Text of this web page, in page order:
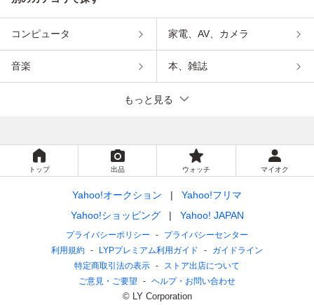
コンピュータ 家電、AV、カメラ
音楽 本、雑誌
もっと見る
トップ 出品 ウォッチ マイオク
Yahoo!オークション
Yahoo!フリマ
Yahoo!ショッピング
Yahoo! JAPAN
プライバシーポリシー
プライバシーセンター
利用規約
LYPプレミアム利用ガイド
ガイドライン
特定商取引法の表示
ストア出店について
ご意見・ご要望
ヘルプ・お問い合わせ
© LY Corporation